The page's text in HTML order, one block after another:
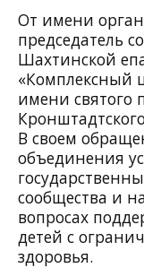
От имени
председатель
Шахтинской
«Комплексный
имени святого
В своем
объединения
сообщества и
вопросах
детей с
здоровья.